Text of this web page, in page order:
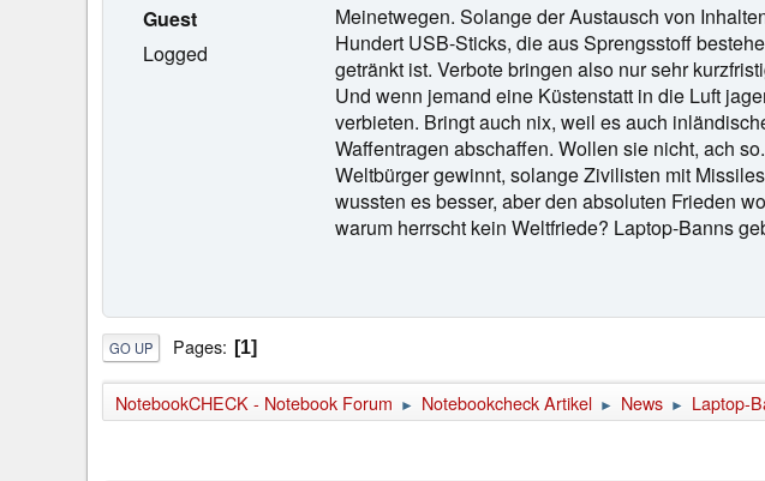
Guest
Logged
Meinetwegen. Solange der Austausch von
Hundert USB-Sticks, die aus Sprengsstoff
getränkt ist. Verbote bringen also nur sehr
Und wenn jemand eine Küstenstatt in die Luft
verbieten. Bringt auch nix, weil es auch
Waffentragen abschaffen. Wollen sie nicht, ach
Weltbürger gewinnt, solange Zivilisten mit
wussten es besser, aber den absoluten Frieden
warum herrscht kein Weltfriede? Laptop-Banns
GO UP Pages 1
NotebookCHECK - Notebook Forum ► Notebookcheck Artikel ► News ►
Laptop-